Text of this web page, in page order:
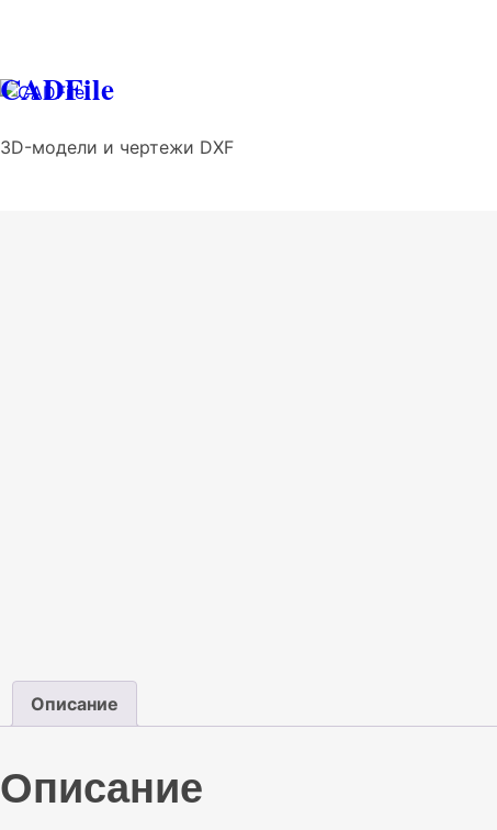
CADFile
3D-модели и чертежи DXF
Описание
Описание